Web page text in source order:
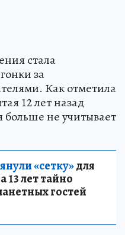
стала
за
Как отметила
12 лет назад
больше не учитывает
«сетку»для
13 лет тайно
гостей